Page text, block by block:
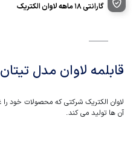
گارانتی 18 ماهه لاوان الکتریک
قابلمه لاوان مدل تیتان
لاوان الکتریک شرکتی که محصولات خود را
آن ها تولید می کند.